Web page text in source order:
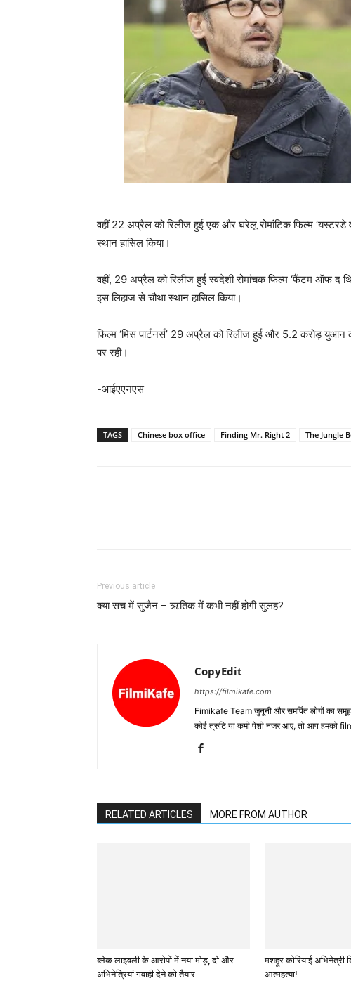
वहीं 22 अप्रैल को रिलीज हुई एक और घरेलू रोमांटिक फिल्म
स्थान हासिल किया।
वहीं, 29 अप्रैल को रिलीज हुई स्वदेशी रोमांचक फिल्म ‘फैंटम ऑफ द
इस लिहाज से चौथा स्थान हासिल किया।
फिल्म ‘मिस पार्टनर्स’ 29 अप्रैल को रिलीज हुई और 5.2 करोड़ युआन
पर रही।
-आईएएनएस
TAGS Chinese box office Finding Mr. Right 2 The Jungle
Previous article
क्‍या सच में सुजैन – ऋतिक में कभी नहीं होगी सुलह?
CopyEdit
https://filmikafe.com
Fimikafe Team जुनूनी और समर्पित लोगों का
कोई त्रुटि या कमी पेशी नजर आए, तो आप हमको
RELATED ARTICLES MORE FROM AUTHOR
ब्लेक लाइवली के आरोपों में नया मोड़, दो और
अभिनेत्रियां गवाही देने को तैयार
मशहूर कोरियाई अभिनेत्री
आत्महत्या!